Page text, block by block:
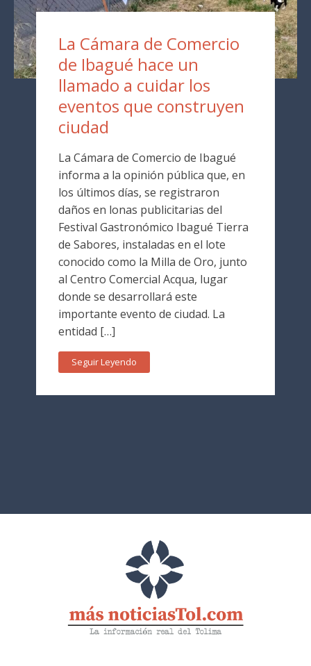
La Cámara de Comercio
de Ibagué hace un
llamado a cuidar los
eventos que construyen
ciudad
La Cámara de Comercio de Ibagué
informa a la opinión pública que, en
los últimos días, se registraron
daños en lonas publicitarias del
Festival Gastronómico Ibagué Tierra
de Sabores, instaladas en el lote
conocido como la Milla de Oro, junto
al Centro Comercial Acqua, lugar
donde se desarrollará este
importante evento de ciudad. La
entidad […]
Seguir Leyendo